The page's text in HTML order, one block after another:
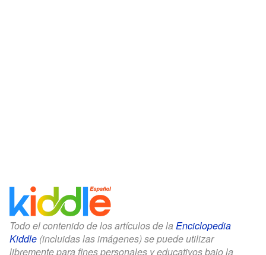
Todo el contenido de los artículos de la Enciclopedia
Kiddle (incluidas las imágenes) se puede utilizar
libremente para fines personales y educativos bajo la